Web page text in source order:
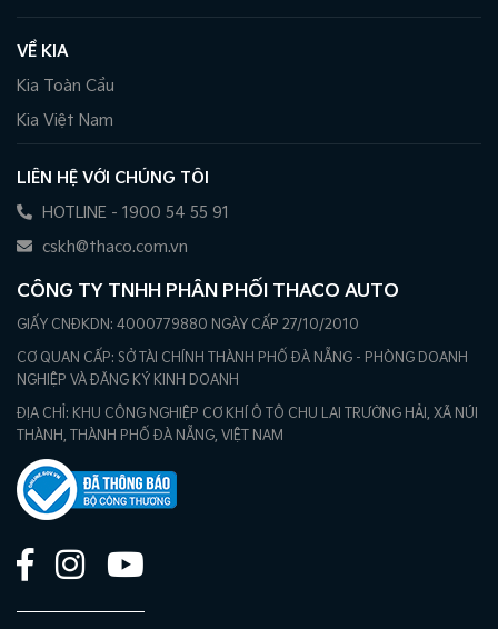
VỀ KIA
Kia Toàn Cầu
Kia Việt Nam
LIÊN HỆ VỚI CHÚNG TÔI
HOTLINE - 1900 54 55 91
cskh@thaco.com.vn
CÔNG TY TNHH PHÂN PHỐI THACO AUTO
GIẤY CNĐKDN: 4000779880 NGÀY CẤP 27/10/2010
CƠ QUAN CẤP: SỞ TÀI CHÍNH THÀNH PHỐ ĐÀ NẴNG - PHÒNG DOANH
NGHIỆP VÀ ĐĂNG KÝ KINH DOANH
ĐỊA CHỈ: KHU CÔNG NGHIỆP CƠ KHÍ Ô TÔ CHU LAI TRƯỜNG HẢI, XÃ NÚI
THÀNH, THÀNH PHỐ ĐÀ NẴNG, VIỆT NAM